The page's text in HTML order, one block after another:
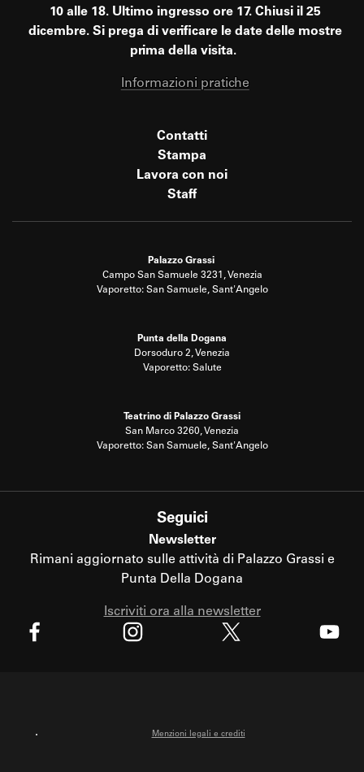
10 alle 18. Ultimo ingresso ore 17. Chiusi il 25
dicembre. Si prega di verificare le date delle mostre
prima della visita.
Informazioni pratiche
Contatti
Stampa
Lavora con noi
Staff
Palazzo Grassi
Campo San Samuele 3231, Venezia
Vaporetto: San Samuele, Sant'Angelo
Punta della Dogana
Dorsoduro 2, Venezia
Vaporetto: Salute
Teatrino di Palazzo Grassi
San Marco 3260, Venezia
Vaporetto: San Samuele, Sant'Angelo
Seguici
Newsletter
Rimani aggiornato sulle attività di Palazzo Grassi e
Punta Della Dogana
Iscriviti ora alla newsletter
Menzioni legali e crediti